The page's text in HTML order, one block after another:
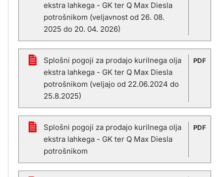
ekstra lahkega - GK ter Q Max Diesla
potrošnikom (veljavnost od 26. 08.
2025 do 20. 04. 2026)
Splošni pogoji za prodajo kurilnega olja
ekstra lahkega - GK ter Q Max Diesla
potrošnikom (veljajo od 22.06.2024 do
25.8.2025)
PDF
Splošni pogoji za prodajo kurilnega olja
ekstra lahkega - GK ter Q Max Diesla
potrošnikom
PDF